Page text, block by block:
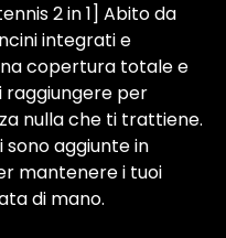
2 in 1] Abito da
integrati e
copertura totale e
raggiungere per
nulla che ti trattiene.
aggiunte in
mantenere i tuoi
di mano.